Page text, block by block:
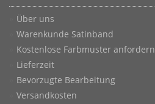
Über uns
Warenkunde Satinband
Kostenlose Farbmuster anfordern
Lieferzeit
Bevorzugte Bearbeitung
Versandkosten